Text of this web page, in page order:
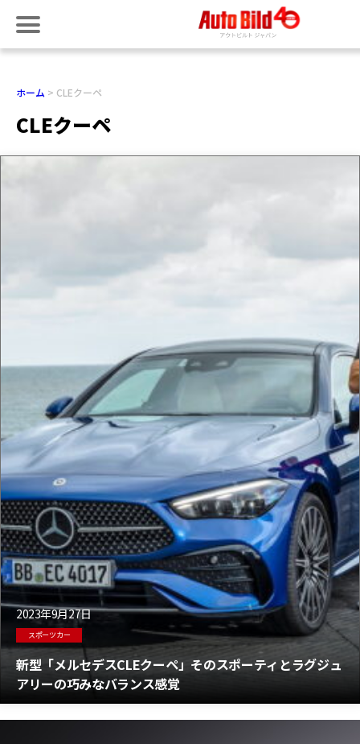
ホーム CLEクーペ
CLEクーペ
2023年9月27日
スポーツカー
新型「メルセデスCLEクーペ」そのスポーティとラグジュ
アリーの巧みなバランス感覚